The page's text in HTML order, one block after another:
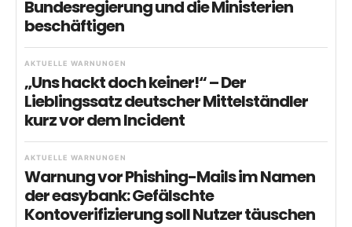
Bundesregierung und die Ministerien
beschäftigen
AKTUELLE WARNUNGEN
„Uns hackt doch keiner!“ – Der
Lieblingssatz deutscher Mittelständler
kurz vor dem Incident
AKTUELLE WARNUNGEN
Warnung vor Phishing-Mails im Namen
der easybank: Gefälschte
Kontoverifizierung soll Nutzer täuschen